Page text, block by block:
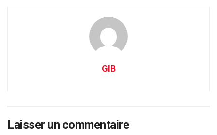
GIB
Laisser un commentaire